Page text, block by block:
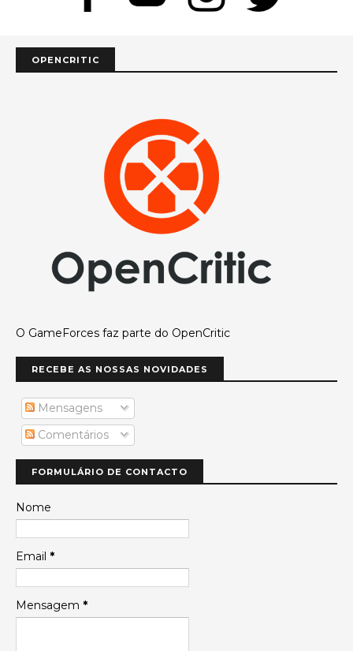
OPENCRITIC
O GameForces faz parte do OpenCritic
RECEBE AS NOSSAS NOVIDADES
Mensagens
Comentários
FORMULÁRIO DE CONTACTO
Nome
Email *
Mensagem *